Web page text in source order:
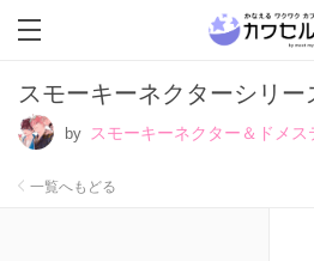
スモーキーネクターシリー
by スモーキーネクター＆ドメ
一覧へもどる